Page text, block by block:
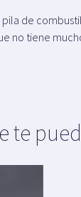
de
no tiene
te